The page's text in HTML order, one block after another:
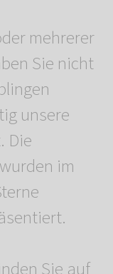
mehrerer
Sie nicht
unsere
Die
im
Sie auf